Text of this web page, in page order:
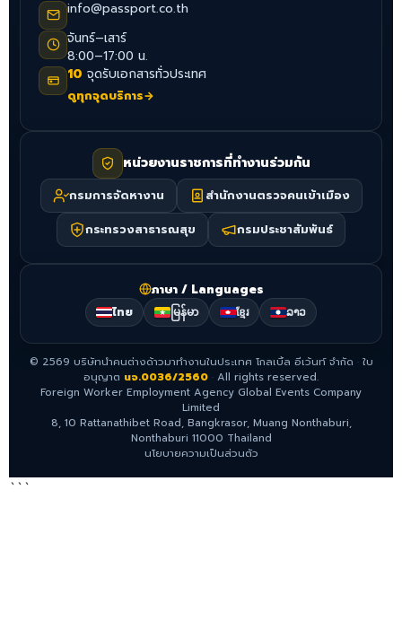
info@passport.co.th
จันทร์–เสาร์
8:00–17:00 น.
10 จุดรับเอกสารทั่วประเทศ
ดูทุกจุดบริการ→
หน่วยงานราชการที่ทำงานร่วมกัน
กรมการจัดหางาน
สำนักงานตรวจคนเข้าเมือง
กระทรวงสาธารณสุข
กรมประชาสัมพันธ์
ภาษา / Languages
ไทย မြန်မာ ខ្មែរ ລາວ
© 2569 บริษัทนำคนต่างด้าวมาทำงานในประเทศ โกลเบิ้ล อีเว้นท์ จำกัด ·ใบ
อนุญาต นจ.0036/2560 · All rights reserved.
Foreign Worker Employment Agency Global Events Company
Limited
8, 10 Rattanathibet Road, Bangkrasor, Muang Nonthaburi,
Nonthaburi 11000 Thailand
นโยบายความเป็นส่วนตัว
```